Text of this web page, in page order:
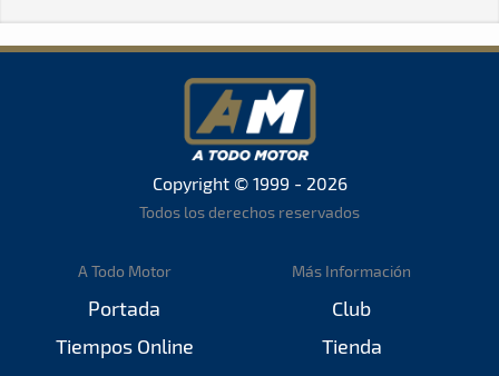
Copyright © 1999 - 2026
Todos los derechos reservados
A Todo Motor
Portada
Tiempos Online
Más Información
Club
Tienda